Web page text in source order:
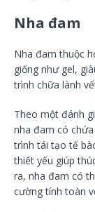
Nha đam
Nha đam thuộc
giống như gel,
trình chữa lành
Theo một đánh
nha đam có
trình tái tạo tế
thiết yếu giúp
ra, nha đam có
cường tính toàn